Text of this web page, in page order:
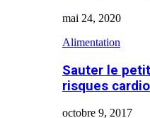
mai 24, 2020
Alimentation
Sauter le
risques
octobre 9, 2017